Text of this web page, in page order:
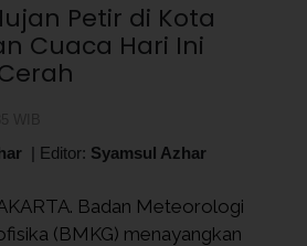
Petir di Kota
Cuaca Hari Ini
| Editor: Syamsul Azhar
Badan Meteorologi
(BMKG) menayangkan